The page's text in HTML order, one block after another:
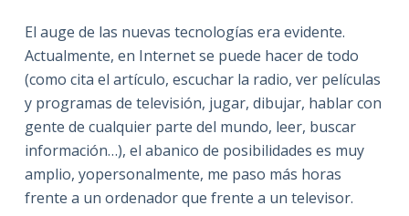
El auge de las nuevas tecnologías era evidente.
Actualmente, en Internet se puede hacer de todo
(como cita el artículo, escuchar la radio, ver películas
y programas de televisión, jugar, dibujar, hablar con
gente de cualquier parte del mundo, leer, buscar
información…), el abanico de posibilidades es muy
amplio, yopersonalmente, me paso más horas
frente a un ordenador que frente a un televisor.